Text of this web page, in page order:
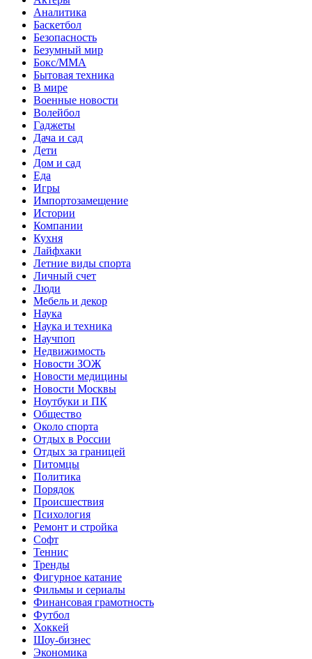
Аналитика
Баскетбол
Безопасность
Безумный мир
Бокс/MMA
Бытовая техника
В мире
Военные новости
Волейбол
Гаджеты
Дача и сад
Дети
Дом и сад
Еда
Игры
Импортозамещение
Истории
Компании
Кухня
Лайфхаки
Летние виды спорта
Личный счет
Люди
Мебель и декор
Наука
Наука и техника
Научпоп
Недвижимость
Новости ЗОЖ
Новости медицины
Новости Москвы
Ноутбуки и ПК
Общество
Около спорта
Отдых в России
Отдых за границей
Питомцы
Политика
Порядок
Происшествия
Психология
Ремонт и стройка
Софт
Теннис
Тренды
Фигурное катание
Фильмы и сериалы
Финансовая грамотность
Футбол
Хоккей
Шоу-бизнес
Экономика